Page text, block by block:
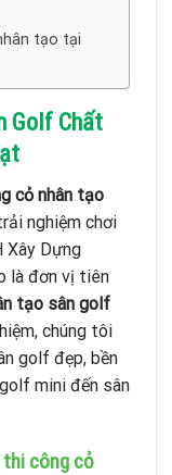
tạo tại
Golf Chất
cỏ nhân tạo
nghiệm chơi
Xây Dựng
là đơn vị tiên
tạo sân golf
chúng tôi
golf đẹp, bền
mini đến sân
công cỏ